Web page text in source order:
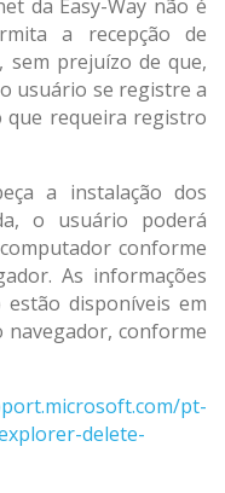
da Easy-Way não é
a recepção de
sem prejuízo de que,
usuário se registre a
que requeira registro
a instalação dos
o usuário poderá
conforme
As informações
disponíveis em
conforme
pt-
delete-